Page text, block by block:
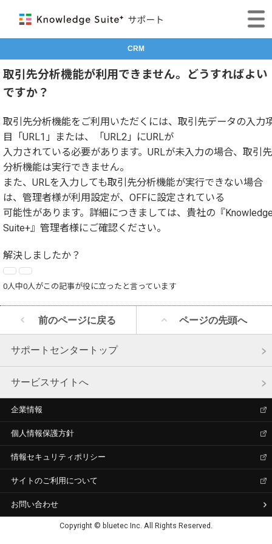
CRM
取引先分析機能が利用できません。どうすればよい
ですか？
取引先分析機能をご利用いただくには、取引先データの入力
目「URL1」または、「URL2」にURLが
入力されている必要があります。URLが未入力の場合、取引先
分析機能は実行できません。
また、URLを入力しても取引先分析機能が実行できない場合
は、管理者様が利用設定が、OFFに設定されている
可能性があります。詳細につきましては、貴社の『
Suite+』管理者様にご確認ください。
解決しましたか？
0人中0人がこの記事が役に立ったと言っています
前のページに戻る ページの先頭へ
サポートセンタートップ
サービスサイトへ
企業情報
個人情報保護方針
情報セキュリティポリシー
サイトのご利用について
お問い合わせ
Copyright © bluetec Inc. All Rights Reserved.